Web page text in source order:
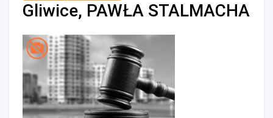
Gliwice, PAWŁA STALMACHA